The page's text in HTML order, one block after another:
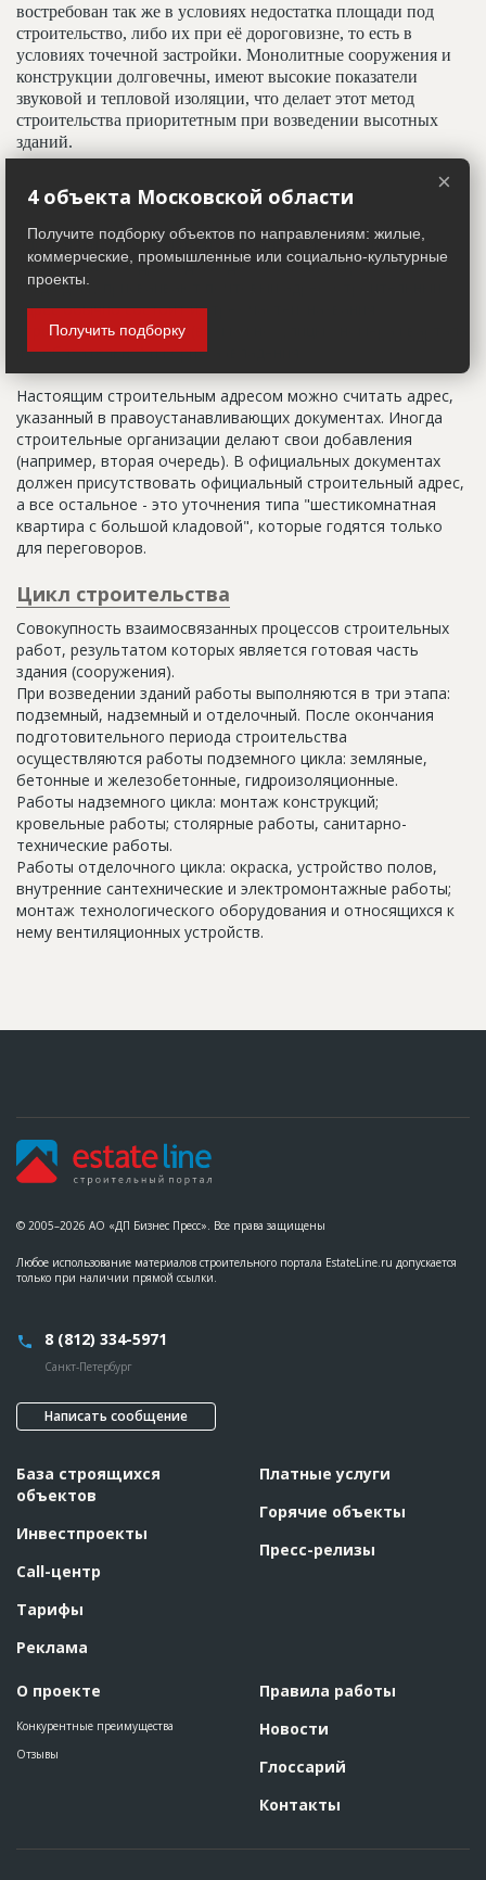
востребован так же в условиях недостатка площади под
строительство, либо их при её дороговизне, то есть в
условиях точечной застройки. Монолитные сооружения и
конструкции долговечны, имеют высокие показатели
звуковой и тепловой изоляции, что делает этот метод
строительства приоритетным при возведении высотных
зданий.
Адрес строительный
Адрес пятна застройки, употребляется в качестве
официального адреса дома до окончания строительства,
когда дому присваивают почтовый адрес. Строительный
адрес обычно состоит из трех частей: названия
строительного района (возможно, улицы), номера квартала
(не обязательно) и корпуса (владения).
Настоящим строительным адресом можно считать адрес,
указанный в правоустанавливающих документах. Иногда
строительные организации делают свои добавления
(например, вторая очередь). В официальных документах
должен присутствовать официальный строительный адрес,
а все остальное - это уточнения типа "шестикомнатная
квартира с большой кладовой", которые годятся только
для переговоров.
Цикл строительства
Совокупность взаимосвязанных процессов строительных
работ, результатом которых является готовая часть
здания (сооружения).
При возведении зданий работы выполняются в три этапа:
подземный, надземный и отделочный. После окончания
подготовительного периода строительства
осуществляются работы подземного цикла: земляные,
бетонные и железобетонные, гидроизоляционные.
Работы надземного цикла: монтаж конструкций;
кровельные работы; столярные работы, санитарно-
технические работы.
Работы отделочного цикла: окраска, устройство полов,
внутренние сантехнические и электромонтажные работы;
монтаж технологического оборудования и относящихся к
нему вентиляционных устройств.
© 2005–2026 АО «ДП Бизнес Пресс». Все права защищены
Любое использование материалов строительного портала EstateLine.ru допускается
только при наличии прямой ссылки.
8 (812) 334-5971
Санкт-Петербург
Написать сообщение
База строящихся
объектов
Инвестпроекты
Call-центр
Тарифы
Реклама
О проекте
Конкурентные преимущества
Отзывы
Платные услуги
Горячие объекты
Пресс-релизы
Правила работы
Новости
Глоссарий
Контакты
×
4 объекта Московской области
Получите подборку объектов по направлениям: жилые,
коммерческие, промышленные или социально-культурные
проекты.
Получить подборку